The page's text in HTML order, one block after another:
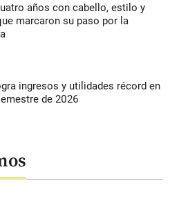
años con cabello, estilo y
marcaron su paso por la
ingresos y utilidades récord en
de 2026